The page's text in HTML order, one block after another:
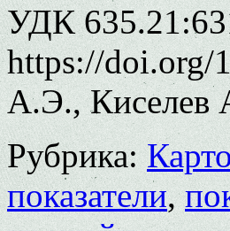
УДК
https://doi.org/
А.Э., Киселев
Рубрика:
показатели,